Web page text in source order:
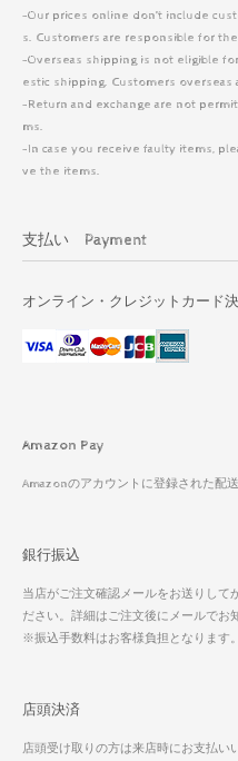
-Our prices online don’t include
s. Customers are responsible for
-Overseas shipping is not eligible
estic shipping. Customers
-Return and exchange are not
ms.
-In case you receive faulty items,
ve the items.
支払い Payment
オンライン・クレジットカード
Amazon Pay
Amazonのアカウントに登録された配
銀行振込
当店がご注文確認メールをお送りして
ださい。詳細はご注文後にメールでお
※振込手数料はお客様負担となります
店頭決済
店頭受け取りの方は来店時にお支払い